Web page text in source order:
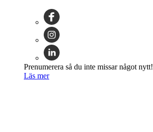
Prenumerera så du inte missar något nytt!
Läs mer